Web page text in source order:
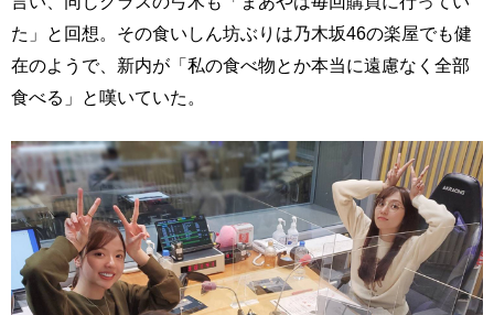
た」と回想。その食いしん坊ぶりは乃木坂46の楽屋でも健
在のようで、新内が「私の食べ物とか本当に遠慮なく全部
食べる」と嘆いていた。